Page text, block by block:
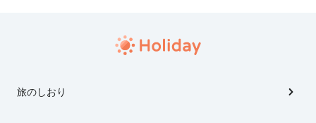
旅のしおり